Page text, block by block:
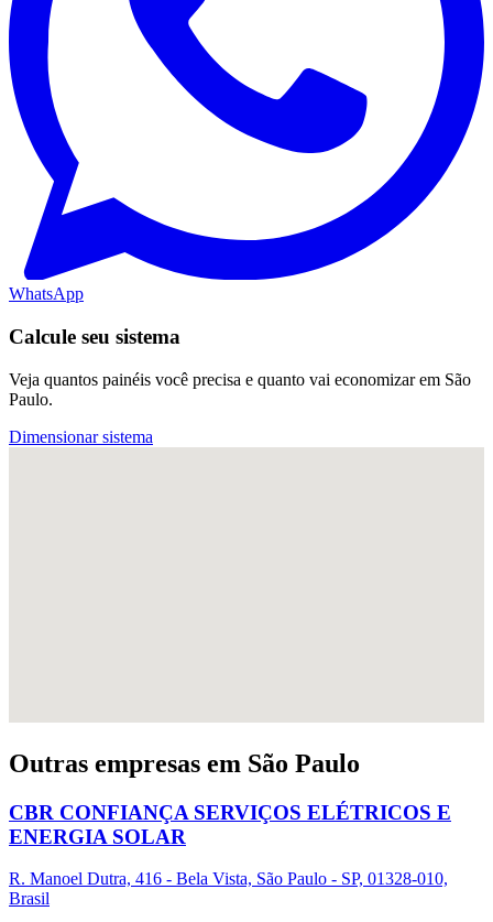
WhatsApp
Calcule seu sistema
Veja quantos painéis você precisa e quanto vai economizar em São
Paulo.
Dimensionar sistema
Outras empresas em São Paulo
CBR CONFIANÇA SERVIÇOS ELÉTRICOS E
ENERGIA SOLAR
R. Manoel Dutra, 416 - Bela Vista, São Paulo - SP, 01328-010,
Brasil